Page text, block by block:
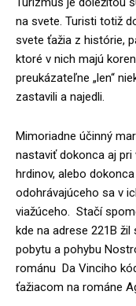
na svete. Turisti totiž
svete ťažia z histórie,
ktoré v nich majú
preukázateľne „len“
zastavili a najedli.
Mimoriadne účinný
nastaviť dokonca aj
hrdinov, alebo
odohrávajúceho sa v
viažúceho. Stačí
kde na adrese 221B
pobytu a pohybu
románu Da Vinciho
ťažiacom na románe